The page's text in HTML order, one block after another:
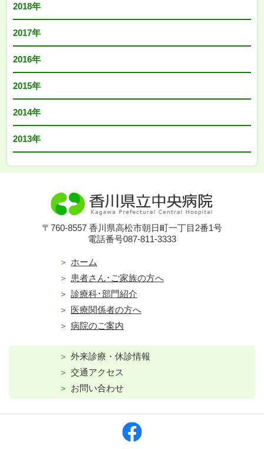
2018年
2017年
2016年
2015年
2014年
2013年
〒760-8557 香川県高松市朝日町一丁目2番1号
電話番号087-811-3333
ホーム
患者さん･ご家族の方へ
診療科･部門紹介
医療関係者の方へ
病院のご案内
外来診療・休診情報
交通アクセス
お問い合わせ